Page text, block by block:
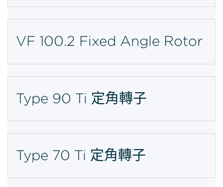
VF 100.2 Fixed Angle Rotor
Type 90 Ti 定角轉子
Type 70 Ti 定角轉子